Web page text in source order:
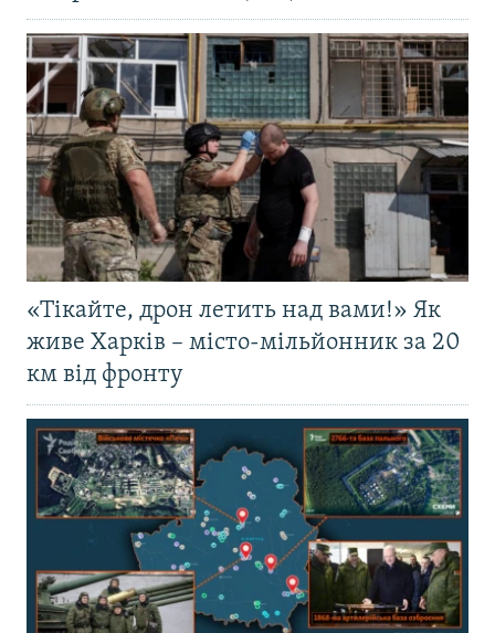
«Тікайте, дрон летить над вами!» Як
живе Харків – місто-мільйонник за 20
км від фронту